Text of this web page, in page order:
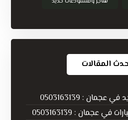
المقالات
: 0503163139
عجمان : 0503163139